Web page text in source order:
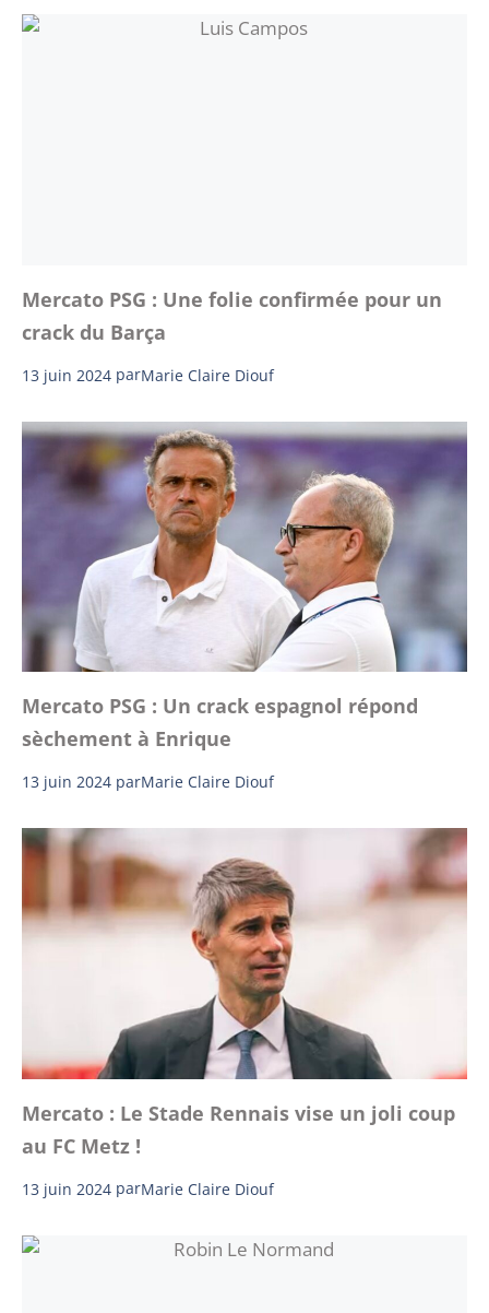
Mercato PSG : Une folie confirmée pour un
crack du Barça
13 juin 2024 parMarie Claire Diouf
Mercato PSG : Un crack espagnol répond
sèchement à Enrique
13 juin 2024 parMarie Claire Diouf
Mercato : Le Stade Rennais vise un joli coup
au FC Metz !
13 juin 2024 parMarie Claire Diouf